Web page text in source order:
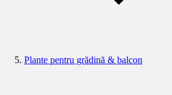
Plante pentru grădină & balcon